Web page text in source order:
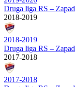
Druga liga RS – Zapad
2018-2019
2018-2019
Druga liga RS – Zapad
2017-2018
2017-2018